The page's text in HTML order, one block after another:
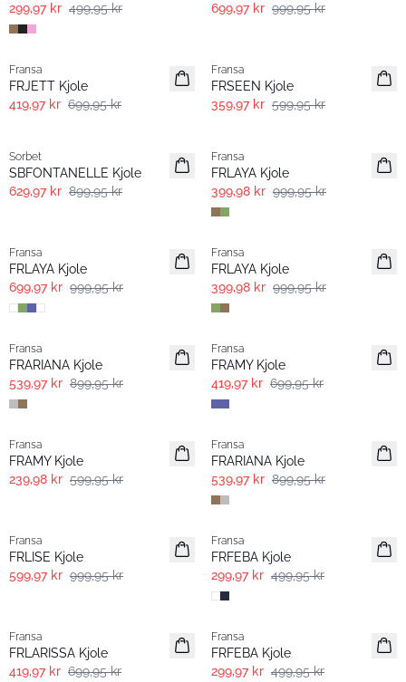
299,97 kr 499,95 kr
699,97 kr 999,95 kr
- 40% | Salg
Fransa
FRJETT Kjole
419,97 kr 699,95 kr
Fransa
FRSEEN Kjole
359,97 kr 599,95 kr
Sorbet
SBFONTANELLE Kjole
629,97 kr 899,95 kr
Fransa
FRLAYA Kjole
399,98 kr 999,95 kr
Fransa
FRLAYA Kjole
699,97 kr 999,95 kr
- 60% | Salg
Fransa
FRLAYA Kjole
399,98 kr 999,95 kr
Extended size
- 40% | Salg
Fransa
FRARIANA Kjole
539,97 kr 899,95 kr
- 40% | Salg
Fransa
FRAMY Kjole
419,97 kr 699,95 kr
- 60% | Salg
Fransa
FRAMY Kjole
239,98 kr 599,95 kr
Extended size
- 40% | Salg
Fransa
FRARIANA Kjole
539,97 kr 899,95 kr
Fransa
FRLISE Kjole
599,97 kr 999,95 kr
- 40% | Salg
Fransa
FRFEBA Kjole
299,97 kr 499,95 kr
Fransa
FRLARISSA Kjole
419,97 kr 699,95 kr
- 40% | Salg
Fransa
FRFEBA Kjole
299,97 kr 499,95 kr